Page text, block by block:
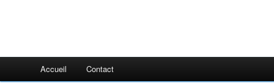
Accueil Contact